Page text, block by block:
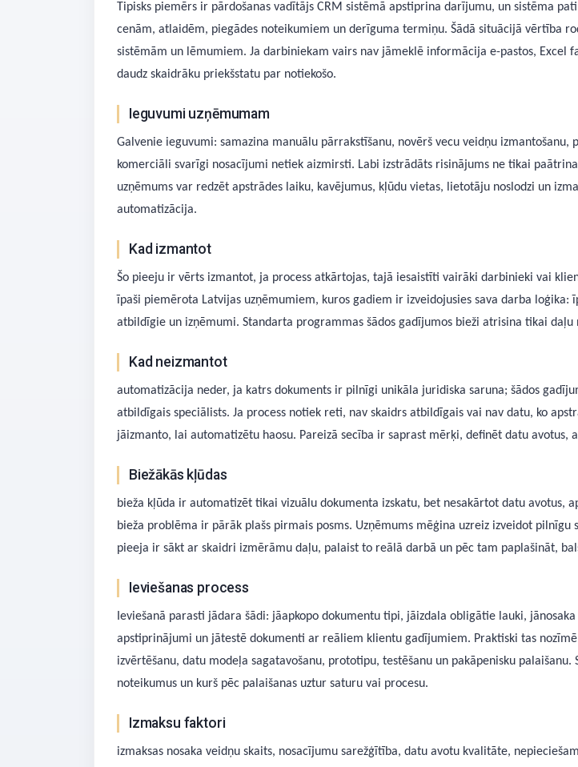
Tipisks piemērs ir pārdošanas vadītājs CRM sistēmā apstiprina darījumu, un sistēma
cenām, atlaidēm, piegādes noteikumiem un derīguma termiņu. Šādā situācijā vērtība
sistēmām un lēmumiem. Ja darbiniekam vairs nav jāmeklē informācija e-pastos, Excel
daudz skaidrāku priekšstatu par notiekošo.
Ieguvumi uzņēmumam
Galvenie ieguvumi: samazina manuālu pārrakstīšanu, novērš vecu veidņu
komerciāli svarīgi nosacījumi netiek aizmirsti. Labi izstrādāts risinājums ne tikai
uzņēmums var redzēt apstrādes laiku, kavējumus, kļūdu vietas, lietotāju noslodzi un
automatizācija.
Kad izmantot
Šo pieeju ir vērts izmantot, ja process atkārtojas, tajā iesaistīti vairāki darbinieki vai
īpaši piemērota Latvijas uzņēmumiem, kuros gadiem ir izveidojusies sava darba
atbildīgie un izņēmumi. Standarta programmas šādos gadījumos bieži atrisina tikai daļu
Kad neizmantot
automatizācija neder, ja katrs dokuments ir pilnīgi unikāla juridiska saruna; šādos
atbildīgais speciālists. Ja process notiek reti, nav skaidrs atbildīgais vai nav datu, ko
jāizmanto, lai automatizētu haosu. Pareizā secība ir saprast mērķi, definēt datu
Biežākās kļūdas
bieža kļūda ir automatizēt tikai vizuālu dokumenta izskatu, bet nesakārtot datu avotus,
bieža problēma ir pārāk plašs pirmais posms. Uzņēmums mēģina uzreiz izveidot
pieeja ir sākt ar skaidri izmērāmu daļu, palaist to reālā darbā un pēc tam paplašināt,
Ieviešanas process
Ieviešanā parasti jādara šādi: jāapkopo dokumentu tipi, jāizdala obligātie lauki,
apstiprinājumi un jātestē dokumenti ar reāliem klientu gadījumiem. Praktiski tas
izvērtēšanu, datu modeļa sagatavošanu, prototipu, testēšanu un pakāpenisku
noteikumus un kurš pēc palaišanas uztur saturu vai procesu.
Izmaksu faktori
izmaksas nosaka veidņu skaits, nosacījumu sarežģītība, datu avotu kvalitāte,